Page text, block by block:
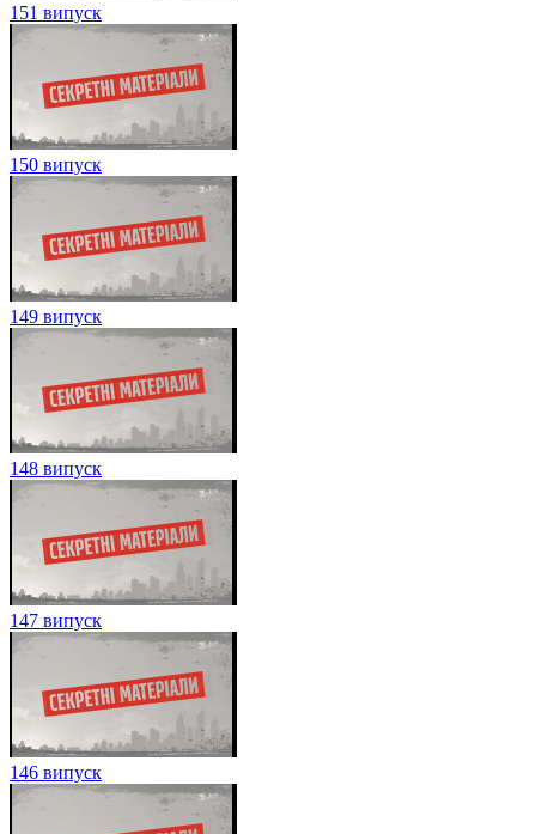
151 випуск
150 випуск
149 випуск
148 випуск
147 випуск
146 випуск